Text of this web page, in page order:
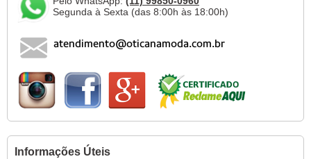
Segunda à Sexta (das 8:00h às 18:00h)
Informações Úteis